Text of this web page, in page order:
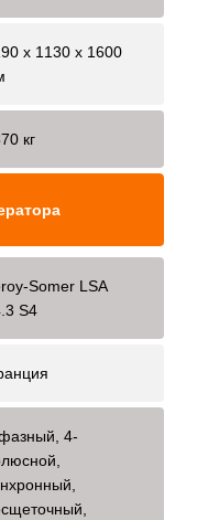
х 1130 х 1600
кг
Somer LSA
S4
4-